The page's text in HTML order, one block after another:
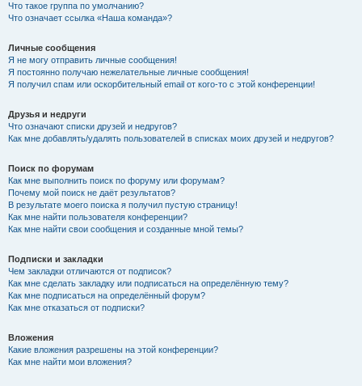
Что такое группа по умолчанию?
Что означает ссылка «Наша команда»?
Личные сообщения
Я не могу отправить личные сообщения!
Я постоянно получаю нежелательные личные сообщения!
Я получил спам или оскорбительный email от кого-то с этой конференции!
Друзья и недруги
Что означают списки друзей и недругов?
Как мне добавлять/удалять пользователей в списках моих друзей и недругов?
Поиск по форумам
Как мне выполнить поиск по форуму или форумам?
Почему мой поиск не даёт результатов?
В результате моего поиска я получил пустую страницу!
Как мне найти пользователя конференции?
Как мне найти свои сообщения и созданные мной темы?
Подписки и закладки
Чем закладки отличаются от подписок?
Как мне сделать закладку или подписаться на определённую тему?
Как мне подписаться на определённый форум?
Как мне отказаться от подписки?
Вложения
Какие вложения разрешены на этой конференции?
Как мне найти мои вложения?